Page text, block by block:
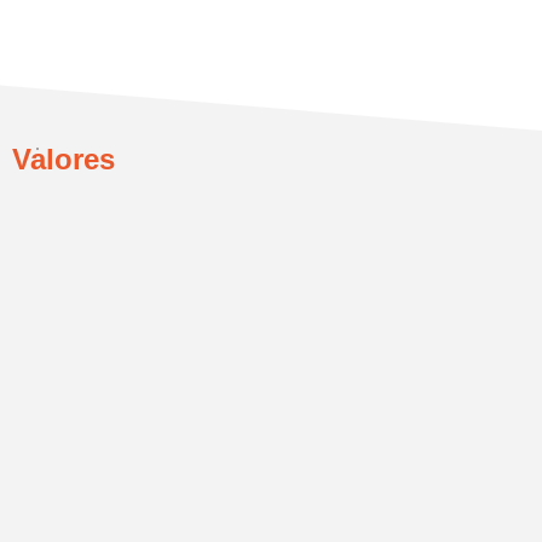
Valores